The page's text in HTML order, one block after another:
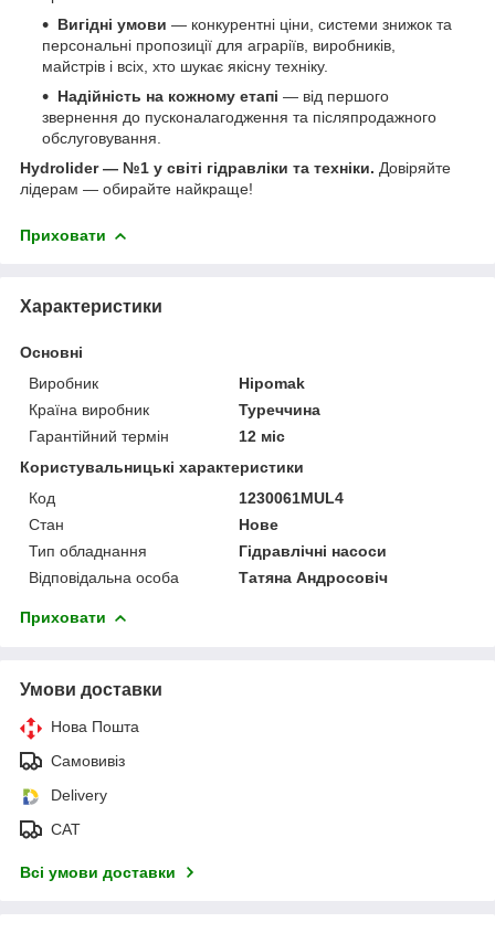
Вигідні умови — конкурентні ціни, системи знижок та
персональні пропозиції для аграріїв, виробників,
майстрів і всіх, хто шукає якісну техніку.
Надійність на кожному етапі — від першого
звернення до пусконалагодження та післяпродажного
обслуговування.
Hydrolider — №1 у світі гідравліки та техніки. Довіряйте
лідерам — обирайте найкраще!
Приховати
Характеристики
Основні
Виробник
Hipomak
Країна виробник
Туреччина
Гарантійний термін
12 міс
Користувальницькі характеристики
Код
1230061MUL4
Стан
Нове
Тип обладнання
Гідравлічні насоси
Відповідальна особа
Татяна Андросовіч
Приховати
Умови доставки
Нова Пошта
Самовивіз
Delivery
САТ
Всі умови доставки